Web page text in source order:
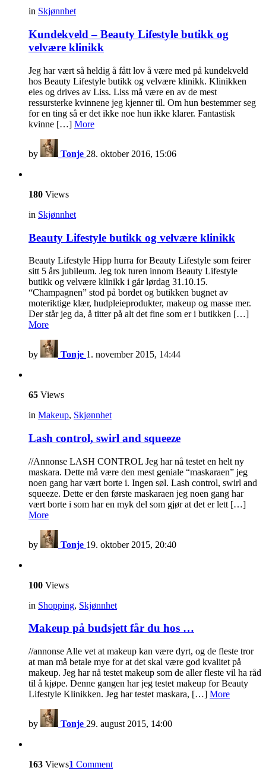
in Skjønnhet
Kundekveld – Beauty Lifestyle butikk og
velvære klinikk
Jeg har vært så heldig å fått lov å være med på kundekveld
hos Beauty Lifestyle butikk og velvære klinikk. Klinikken
eies og drives av Liss. Liss må være en av de mest
ressursterke kvinnene jeg kjenner til. Om hun bestemmer seg
for en ting så er det ikke noe hun ikke klarer. Fantastisk
kvinne […] More
by Tonje 28. oktober 2016, 15:06
180 Views
in Skjønnhet
Beauty Lifestyle butikk og velvære klinikk
Beauty Lifestyle Hipp hurra for Beauty Lifestyle som feirer
sitt 5 års jubileum. Jeg tok turen innom Beauty Lifestyle
butikk og velvære klinikk i går lørdag 31.10.15.
“Champagnen” stod på bordet og butikken bugnet av
moteriktige klær, hudpleieprodukter, makeup og masse mer.
Der står jeg da, å titter på alt det fine som er i butikken […]
More
by Tonje 1. november 2015, 14:44
65 Views
in Makeup, Skjønnhet
Lash control, swirl and squeeze
//Annonse LASH CONTROL Jeg har nå testet en helt ny
maskara. Dette må være den mest geniale “maskaraen” jeg
noen gang har vært borte i. Ingen søl. Lash control, swirl and
squeeze. Dette er den første maskaraen jeg noen gang har
vært borte i som har en myk del som gjør at det er lett […]
More
by Tonje 19. oktober 2015, 20:40
100 Views
in Shopping, Skjønnhet
Makeup på budsjett får du hos …
//annonse Alle vet at makeup kan være dyrt, og de fleste tror
at man må betale mye for at det skal være god kvalitet på
makeup. Jeg har nå testet makeup som de aller fleste vil ha råd
til å kjøpe. Denne gangen har jeg testet makeup for Beauty
Lifestyle Klinikken. Jeg har testet maskara, […] More
by Tonje 29. august 2015, 14:00
163 Views1 Comment